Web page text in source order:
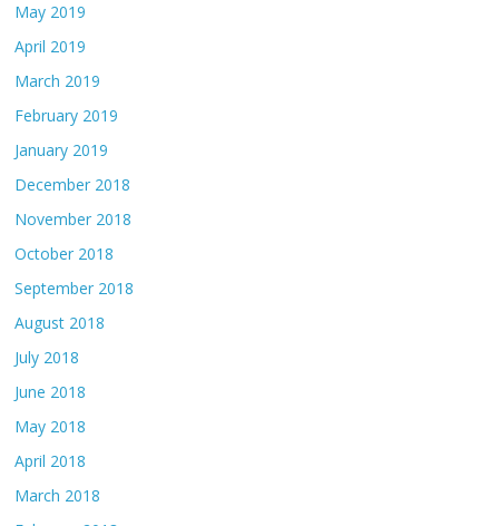
May 2019
April 2019
March 2019
February 2019
January 2019
December 2018
November 2018
October 2018
September 2018
August 2018
July 2018
June 2018
May 2018
April 2018
March 2018